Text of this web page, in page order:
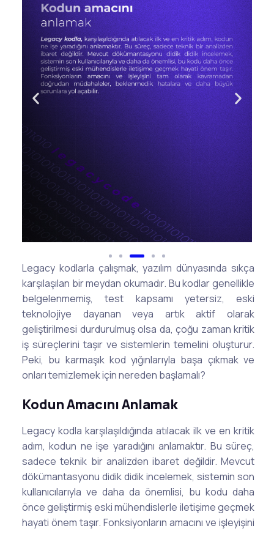
Legacy kodlarla çalışmak, yazılım dünyasında sıkça
karşılaşılan bir meydan okumadır. Bu kodlar genellikle
belgelenmemiş, test kapsamı yetersiz, eski
teknolojiye dayanan veya artık aktif olarak
geliştirilmesi durdurulmuş olsa da, çoğu zaman kritik
iş süreçlerini taşır ve sistemlerin temelini oluşturur.
Peki, bu karmaşık kod yığınlarıyla başa çıkmak ve
onları temizlemek için nereden başlamalı?
Kodun Amacını Anlamak
Legacy kodla karşılaşıldığında atılacak ilk ve en kritik
adım, kodun ne işe yaradığını anlamaktır. Bu süreç,
sadece teknik bir analizden ibaret değildir. Mevcut
dökümantasyonu didik didik incelemek, sistemin son
kullanıcılarıyla ve daha da önemlisi, bu kodu daha
önce geliştirmiş eski mühendislerle iletişime geçmek
hayati önem taşır. Fonksiyonların amacını ve işleyişini